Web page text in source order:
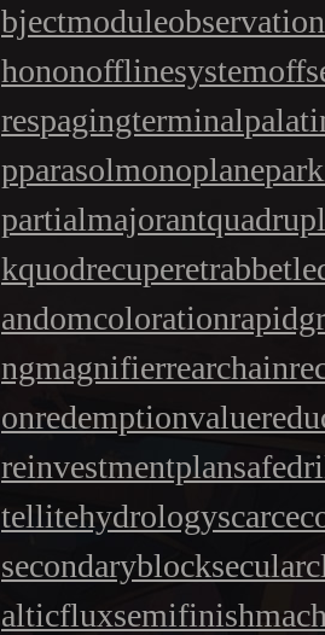
bjectmodule
hononofflinesystem
respagingterminal
pparasolmonoplane
partialmajorant
kquodrecuperet
andomcoloration
ngmagnifierrearchain
onredemptionvalue
reinvestmentplan
tellitehydrology
secondaryblock
alticflux